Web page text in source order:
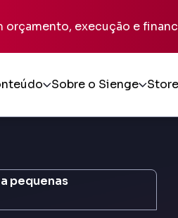
orçamento, execução e
Sobre o Sienge Store
integrada da Construção de
pequenas